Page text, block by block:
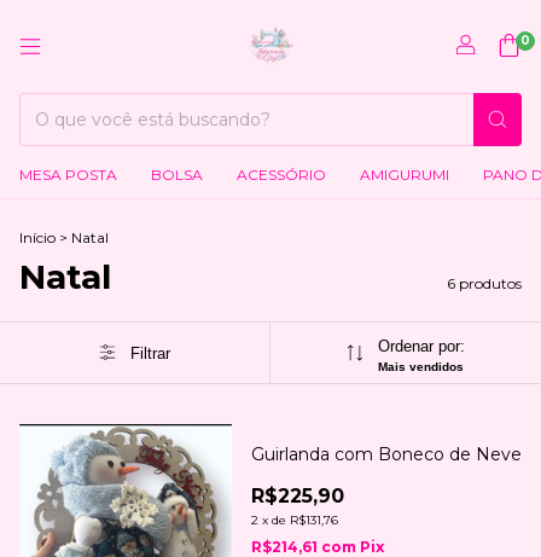
0
MESA POSTA BOLSA ACESSÓRIO AMIGURUMI PANO
Início > Natal
Natal 6 produtos
Filtrar Ordenar por:
Mais vendidos
Guirlanda com Boneco de Neve
R$225,90
2 x de R$131,76
R$214,61 com Pix